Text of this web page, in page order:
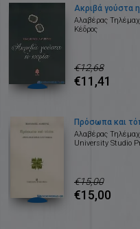
Ακριβά γούστα
Αλαβέρας
Κέδρος
€12,68
€11,41
Πρόσωπα και
Αλαβέρας
University Studio
€15,00
€15,00